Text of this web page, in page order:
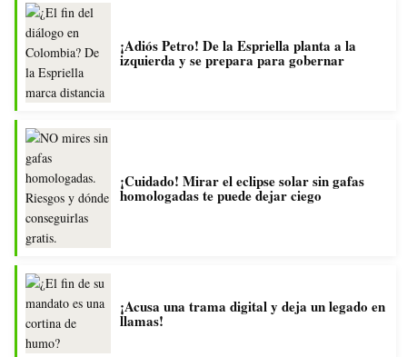
¡Adiós Petro! De la Espriella planta a la
izquierda y se prepara para gobernar
¡Cuidado! Mirar el eclipse solar sin gafas
homologadas te puede dejar ciego
¡Acusa una trama digital y deja un legado en
llamas!